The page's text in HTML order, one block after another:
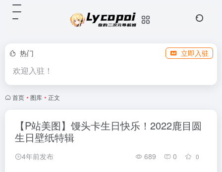
热门 立即入驻
欢迎入驻！
首页 • 图库 • 正文
【P站美图】馒头卡生日快乐！2022鹿目圆
生日壁纸特辑
4年前发布 689 0 0